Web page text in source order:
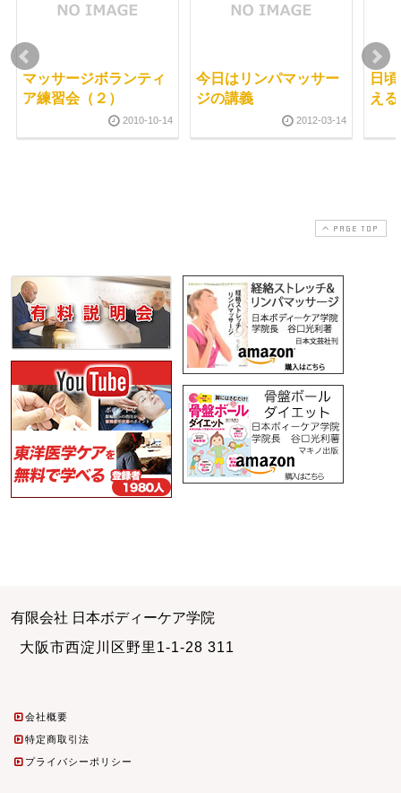
マッサージボランティ
ア練習会（２）
2010-10-14
今日はリンパマッサー
ジの講義
2012-03-14
日
える
PAGE TOP
有限会社 日本ボディーケア学院
大阪市西淀川区野里1-1-28 311
会社概要
特定商取引法
プライバシーポリシー